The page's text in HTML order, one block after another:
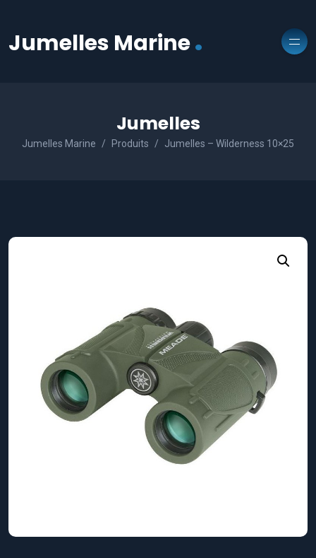
Jumelles Marine.
Jumelles
Jumelles Marine Produits Jumelles – Wilderness 10×25